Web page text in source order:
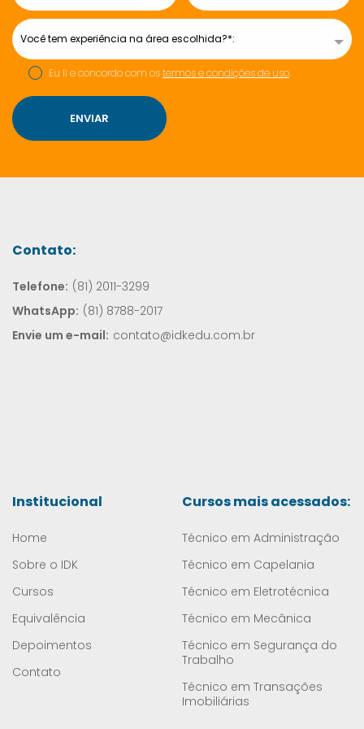
Experiência
Você tem experiência na área escolhida?*:
Eu li e concordo com ostermos e condições de uso.
ENVIAR
Contato:
Telefone: (81) 2011-3299
WhatsApp: (81) 8788-2017
Envie um e-mail: contato@idkedu.com.br
Institucional
Home
Sobre o IDK
Cursos
Equivalência
Depoimentos
Contato
Cursos mais acessados:
Técnico em Administração
Técnico em Capelania
Técnico em Eletrotécnica
Técnico em Mecânica
Técnico em Segurança do
Trabalho
Técnico em Transações
Imobiliárias